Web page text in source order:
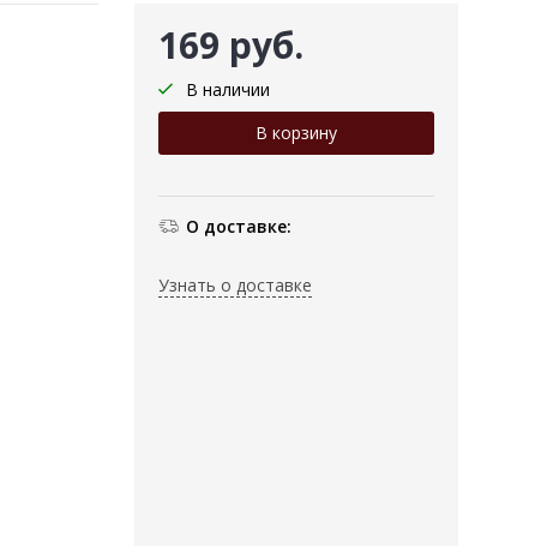
169 руб.
В наличии
О доставке:
Узнать о доставке